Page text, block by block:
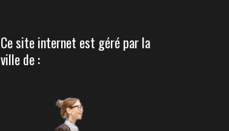
Ce site internet est géré par la
ville de :